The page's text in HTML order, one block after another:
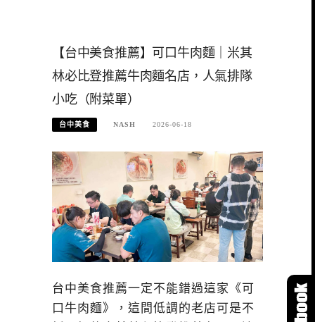
【台中美食推薦】可口牛肉麵｜米其
林必比登推薦牛肉麵名店，人氣排隊
小吃（附菜單）
台中美食 NASH 2026-06-18
台中美食推薦一定不能錯過這家《可
口牛肉麵》，這間低調的老店可是不